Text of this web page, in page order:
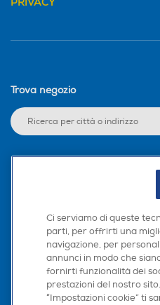
PRIVACY
Trova negozio
Scarica la nostra app
Ci serviamo di queste
parti, per offrirti una
navigazione, per
annunci in modo che
fornirti funzionalità dei
prestazioni del nostro
“Impostazioni cookie” ti